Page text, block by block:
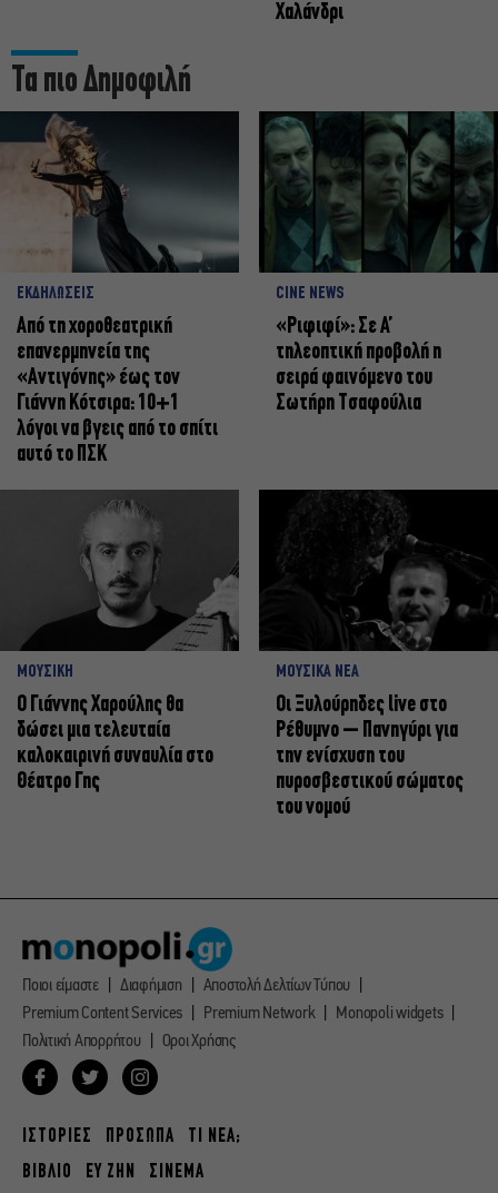
Χαλάνδρι
Τα πιο Δημοφιλή
ΕΚΔΗΛΩΣΕΙΣ
Από τη χοροθεατρική
επανερμηνεία της
«Αντιγόνης» έως τον
Γιάννη Κότσιρα: 10+1
λόγοι να βγεις από το σπίτι
αυτό το ΠΣΚ
CINE NEWS
«Ριφιφί»: Σε Α’
τηλεοπτική προβολή η
σειρά φαινόμενο του
Σωτήρη Τσαφούλια
ΜΟΥΣΙΚΗ
Ο Γιάννης Χαρούλης θα
δώσει μια τελευταία
καλοκαιρινή συναυλία στο
Θέατρο Γης
ΜΟΥΣΙΚΑ ΝΕΑ
Οι Ξυλούρηδες live στο
Ρέθυμνο – Πανηγύρι για
την ενίσχυση του
πυροσβεστικού σώματος
του νομού
Ποιοι είμαστε Διαφήμιση
Αποστολή Δελτίων Τύπου
Premium Content Services
Premium Network
Monopoli widgets
Πολιτική Απορρήτου
Οροι Χρήσης
ΙΣΤΟΡΙΕΣ ΠΡΟΣΩΠΑ
ΤΙ ΝΕΑ;
ΒΙΒΛΙΟ
ΕΥ ΖΗΝ ΣΙΝΕΜΑ